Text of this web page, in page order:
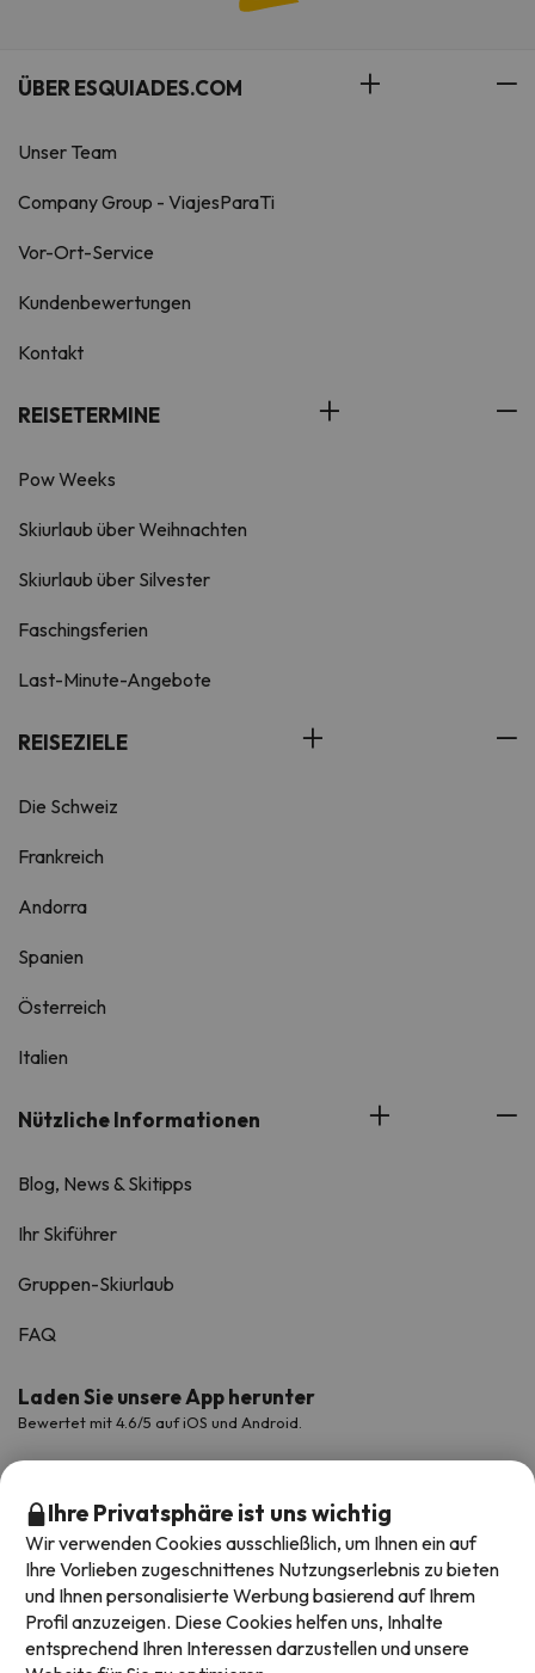
ÜBER ESQUIADES.COM
Unser Team
Company Group - ViajesParaTi
Vor-Ort-Service
Kundenbewertungen
Kontakt
REISETERMINE
Pow Weeks
Skiurlaub über Weihnachten
Skiurlaub über Silvester
Faschingsferien
Last-Minute-Angebote
REISEZIELE
Die Schweiz
Frankreich
Andorra
Spanien
Österreich
Italien
Nützliche Informationen
Blog, News & Skitipps
Ihr Skiführer
Gruppen-Skiurlaub
FAQ
Laden Sie unsere App herunter
Bewertet mit 4.6/5 auf iOS und Android.
Ihre Privatsphäre ist uns wichtig
Wir verwenden Cookies ausschließlich, um Ihnen ein auf
Ihre Vorlieben zugeschnittenes Nutzungserlebnis zu bieten
und Ihnen personalisierte Werbung basierend auf Ihrem
Profil anzuzeigen. Diese Cookies helfen uns, Inhalte
entsprechend Ihren Interessen darzustellen und unsere